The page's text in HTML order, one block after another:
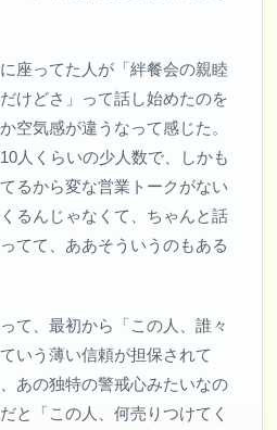
座ってた人が「絆餐会の親睦
けどさ」って話し始めたのを
空気感が違うなって感じた。
人くらいの少人数で、しかも
るから変な営業トークがない
るんじゃなくて、ちゃんと話
てて、ああそういうのもある
て、最初から「この人、誰々
いう薄い信頼が担保されて
あの独特の警戒心みたいなの
と「この人、何売りつけてく